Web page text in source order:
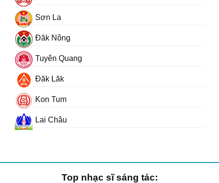
Sơn La
Đăk Nông
Tuyên Quang
Đăk Lăk
Kon Tum
Lai Châu
Top nhạc sĩ sáng tác: